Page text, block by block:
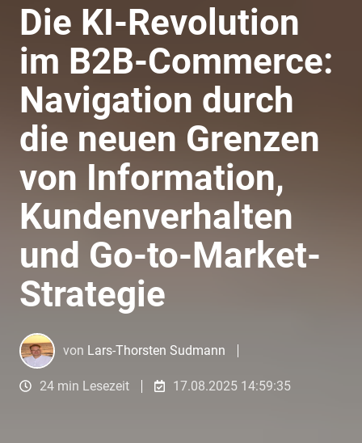
Die KI-Revolution
im B2B-Commerce:
Navigation durch
die neuen Grenzen
von Information,
Kundenverhalten
und Go-to-Market-
Strategie
von Lars-Thorsten Sudmann
24 min Lesezeit 17.08.2025 14:59:35